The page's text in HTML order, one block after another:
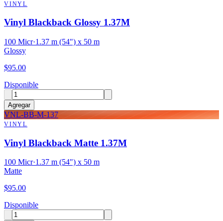
VINYL
Vinyl Blackback Glossy 1.37M
100 Micr·1.37 m (54") x 50 m
Glossy
$95.00
Disponible
Agregar
VNL-BB-M-137
VINYL
Vinyl Blackback Matte 1.37M
100 Micr·1.37 m (54") x 50 m
Matte
$95.00
Disponible